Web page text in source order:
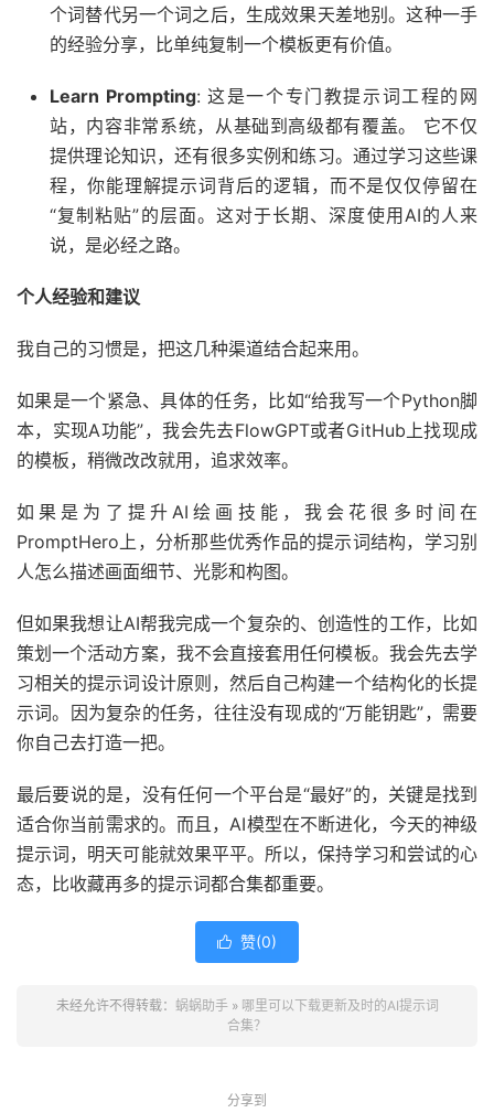
个词替代另一个词之后，生成效果天差地别。这种一手
的经验分享，比单纯复制一个模板更有价值。
Learn Prompting: 这是一个专门教提示词工程的网
站，内容非常系统，从基础到高级都有覆盖。 它不仅
提供理论知识，还有很多实例和练习。通过学习这些课
程，你能理解提示词背后的逻辑，而不是仅仅停留在
“复制粘贴”的层面。这对于长期、深度使用AI的人来
说，是必经之路。
个人经验和建议
我自己的习惯是，把这几种渠道结合起来用。
如果是一个紧急、具体的任务，比如“给我写一个Python脚
本，实现A功能”，我会先去FlowGPT或者GitHub上找现成
的模板，稍微改改就用，追求效率。
如果是为了提升AI绘画技能，我会花很多时间在
PromptHero上，分析那些优秀作品的提示词结构，学习别
人怎么描述画面细节、光影和构图。
但如果我想让AI帮我完成一个复杂的、创造性的工作，比如
策划一个活动方案，我不会直接套用任何模板。我会先去学
习相关的提示词设计原则，然后自己构建一个结构化的长提
示词。因为复杂的任务，往往没有现成的“万能钥匙”，需要
你自己去打造一把。
最后要说的是，没有任何一个平台是“最好”的，关键是找到
适合你当前需求的。而且，AI模型在不断进化，今天的神级
提示词，明天可能就效果平平。所以，保持学习和尝试的心
态，比收藏再多的提示词都合集都重要。
 赞(0)
未经允许不得转载： 蜗蜗助手» 哪里可以下载更新及时的AI提示词
合集？
分享到